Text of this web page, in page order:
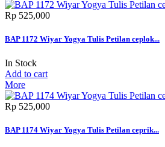
Rp‎ 525,000
BAP 1172 Wiyar Yogya Tulis Petilan ceplok...
In Stock
Add to cart
More
Rp‎ 525,000
BAP 1174 Wiyar Yogya Tulis Petilan ceprik...